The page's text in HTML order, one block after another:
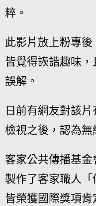
粹。
此影片放上粉專
皆覺得詼諧趣味
誤解。
日前有網友對該
檢視之後，認為無
客家公共傳播基
製作了客家職人
皆榮獲國際獎項